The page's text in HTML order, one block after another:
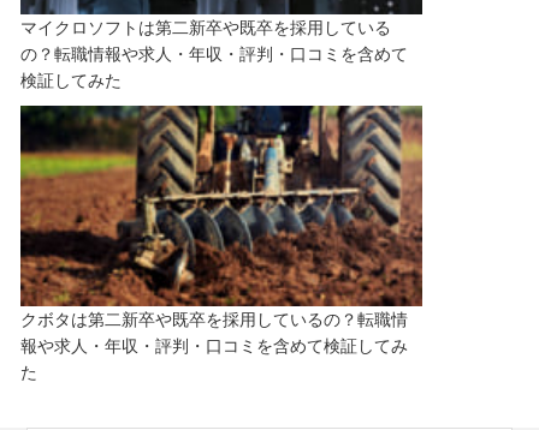
マイクロソフトは第二新卒や既卒を採用している
の？転職情報や求人・年収・評判・口コミを含めて
検証してみた
クボタは第二新卒や既卒を採用しているの？転職情
報や求人・年収・評判・口コミを含めて検証してみ
た